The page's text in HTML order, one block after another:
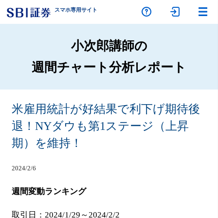
スマホ専用サイト
小次郎講師の
週間チャート分析レポート
米雇用統計が好結果で利下げ期待後
退！NYダウも第1ステージ（上昇
期）を維持！
2024/2/6
週間変動ランキング
取引日：2024/1/29～2024/2/2